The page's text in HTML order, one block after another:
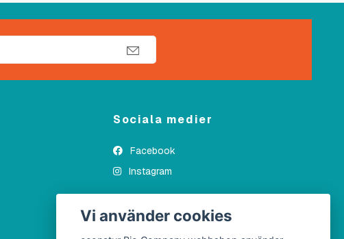
Sociala medier
Facebook
Instagram
Vi använder cookies